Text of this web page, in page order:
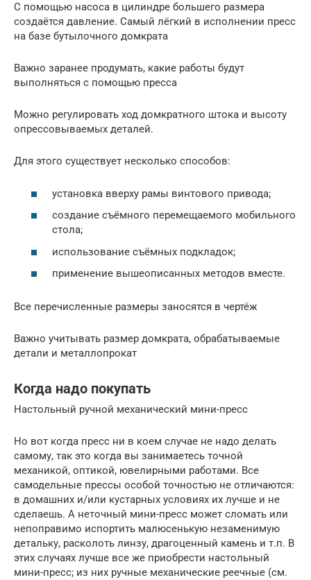
С помощью насоса в цилиндре большего размера
создаётся давление. Самый лёгкий в исполнении пресс
на базе бутылочного домкрата
Важно заранее продумать, какие работы будут
выполняться с помощью пресса
Можно регулировать ход домкратного штока и высоту
опрессовываемых деталей.
Для этого существует несколько способов:
установка вверху рамы винтового привода;
создание съёмного перемещаемого мобильного
стола;
использование съёмных подкладок;
применение вышеописанных методов вместе.
Все перечисленные размеры заносятся в чертёж
Важно учитывать размер домкрата, обрабатываемые
детали и металлопрокат
Когда надо покупать
Настольный ручной механический мини-пресс
Но вот когда пресс ни в коем случае не надо делать
самому, так это когда вы занимаетесь точной
механикой, оптикой, ювелирными работами. Все
самодельные прессы особой точностью не отличаются:
в домашних и/или кустарных условиях их лучше и не
сделаешь. А неточный мини-пресс может сломать или
непоправимо испортить малюсенькую незаменимую
детальку, расколоть линзу, драгоценный камень и т.п. В
этих случаях лучше все же приобрести настольный
мини-пресс; из них ручные механические реечные (см.